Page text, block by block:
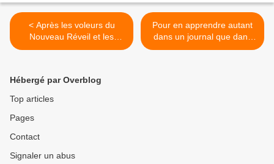
< Après les voleurs du
Nouveau Réveil et les
menteurs de la RTI, les
Pour en apprendre autant
dans un journal que dans
un livre : l'édition spéciale
Hébergé par Overblog
Top articles
Pages
Contact
Signaler un abus